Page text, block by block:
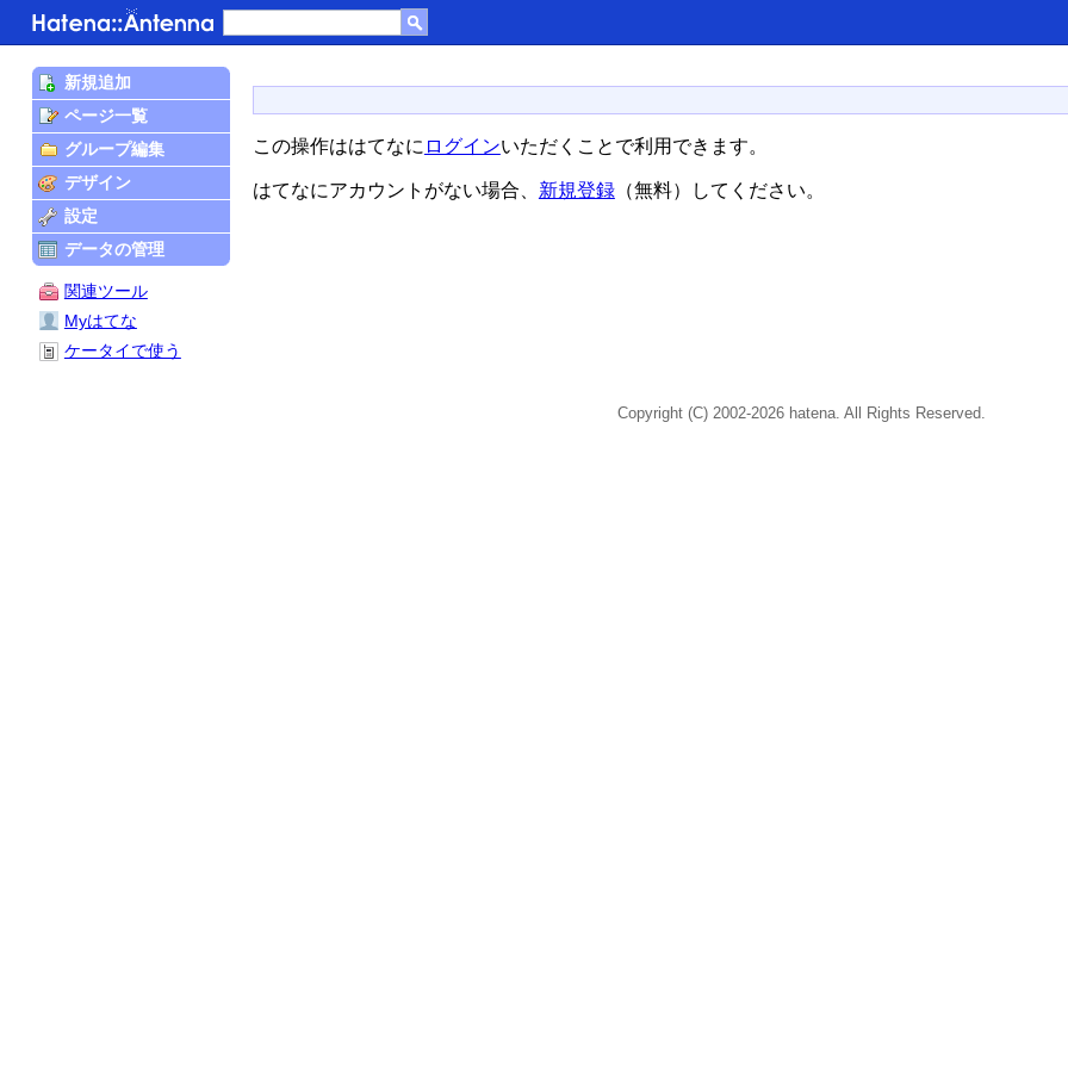
この操作ははてなに ログインいただくことで利用できます。
はてなにアカウントがない場合、 新規登録（無料）してください。
新規追加
ページ一覧
グループ編集
デザイン
設定
データの管理
関連ツール
Myはてな
ケータイで使う
Copyright (C) 2002-2026 hatena. All Rights Reserved.